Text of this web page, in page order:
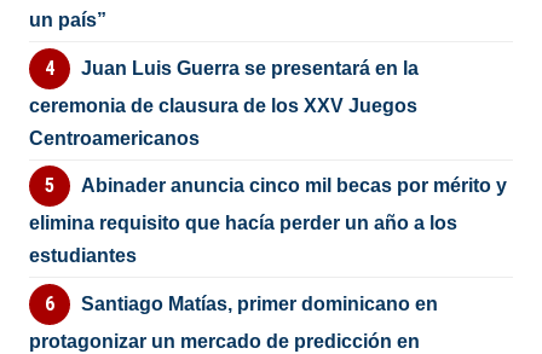
un país”
Juan Luis Guerra se presentará en la
ceremonia de clausura de los XXV Juegos
Centroamericanos
Abinader anuncia cinco mil becas por mérito y
elimina requisito que hacía perder un año a los
estudiantes
Santiago Matías, primer dominicano en
protagonizar un mercado de predicción en